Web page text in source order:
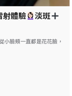
射體驗 淡斑
小臉頰一直都是花花臉，